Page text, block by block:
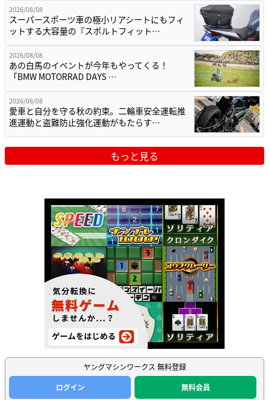
2026/08/08
スーパースポーツ車の極小リアシートにもフィ
ットする大容量の『スポルトフィット…
2026/08/08
あの白馬のイベントが今年もやってくる！
「BMW MOTORRAD DAYS …
2026/08/08
愛車と自分を守る秋の約束。二輪車安全運転推
進運動と盗難防止強化運動がもたらす…
もっと見る
ヤングマシンワークス 無料登録
ログイン
無料会員